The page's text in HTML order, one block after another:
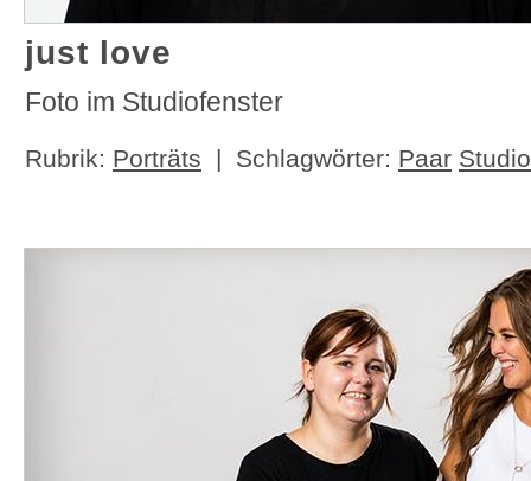
just love
Foto im Studiofenster
Rubrik: Porträts | Schlagwörter: Paar Studio